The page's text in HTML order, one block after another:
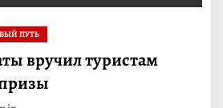
ПУТЬ
вручил туристам